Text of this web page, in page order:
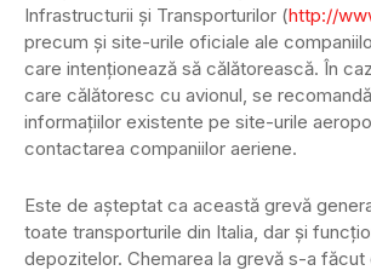
Infrastructurii și Transporturilor (http://
precum și site-urile oficiale ale
care intenționează să călătorească. În
care călătoresc cu avionul, se
informațiilor existente pe site-urile
contactarea companiilor aeriene.
Este de așteptat ca această grevă
toate transporturile din Italia, dar și
depozitelor. Chemarea la grevă s-a